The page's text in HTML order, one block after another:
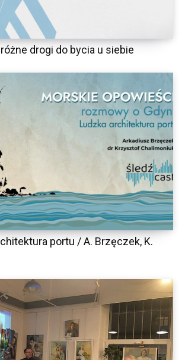
drogi do bycia u siebie
portu / A. Brzęczek, K.